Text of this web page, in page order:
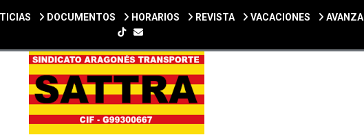
DOCUMENTOS HORARIOS REVISTA VACACIONES AVANZA
SIGUENOS EN TIKTOK